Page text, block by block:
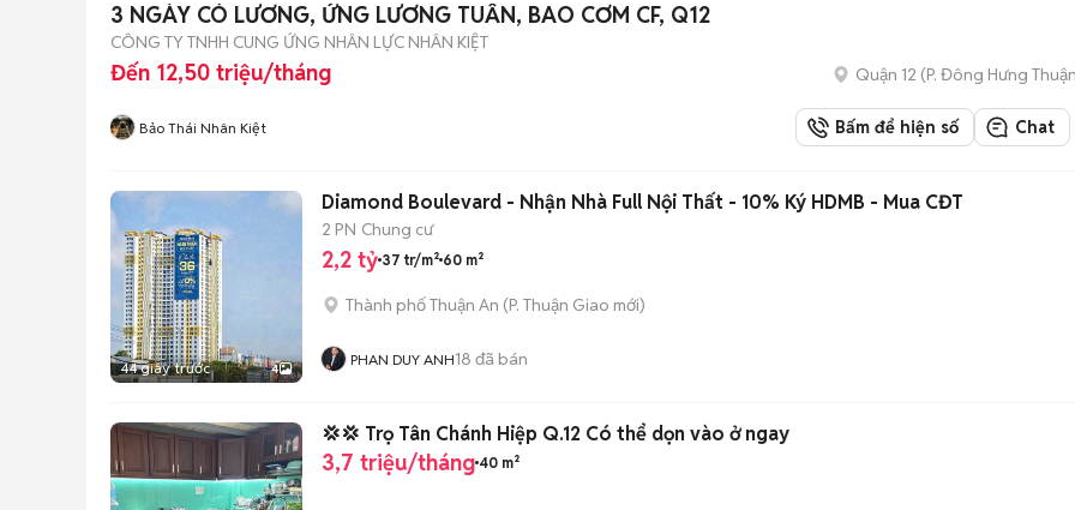
3 NGÀY CÓ LƯƠNG, ỨNG LƯƠNG TUẦN, BAO CƠM CF, Q12
CÔNG TY TNHH CUNG ỨNG NHÂN LỰC NHÂN KIỆT
Đến 12,50 triệu/tháng Quận 12 (P. Đông Hưng
Bảo Thái Nhân Kiệt Bấm để hiện số Chat
44 giây trước 4
Diamond Boulevard - Nhận Nhà Full Nội Thất - 10% Ký HDMB - Mua CĐT
2 PN Chung cư
2,2 tỷ 37 tr/m² 60 m²
Thành phố Thuận An (P. Thuận Giao mới)
PHAN DUY ANH18 đã bán
💢💢 Trọ Tân Chánh Hiệp Q.12 Có thể dọn vào ở ngay
3,7 triệu/tháng 40 m²